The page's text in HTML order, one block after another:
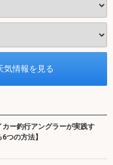
カー釣行アングラーが実践す
つの方法】